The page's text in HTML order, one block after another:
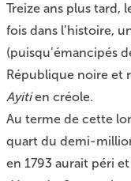
Treize ans plus tard,
fois dans l’histoire,
(puisqu’émancipés
République noire et
Ayitien créole.
Au terme de cette
quart du demi-
en 1793 aurait péri